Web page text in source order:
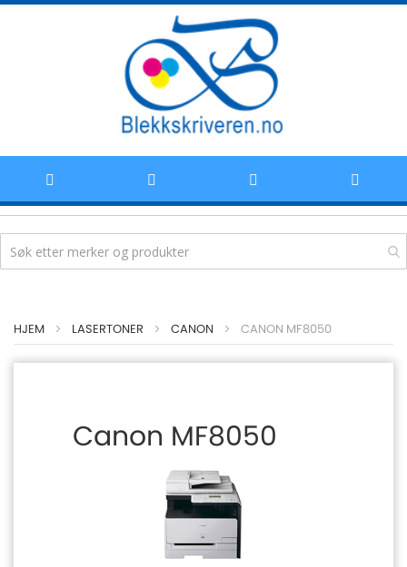
til
HJEM LASERTONER CANON CANON MF8050
Canon MF8050